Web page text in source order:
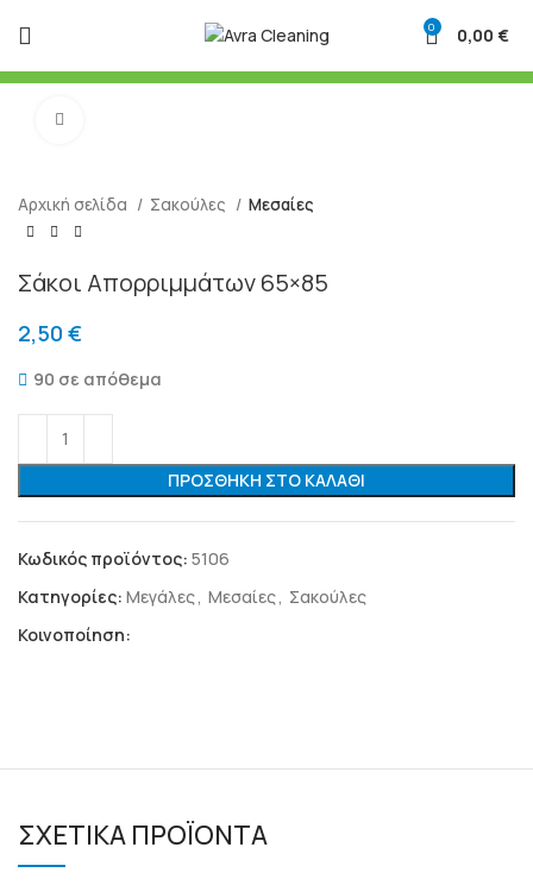
0 0,00 €
Αρχική σελίδα Σακούλες Μεσαίες
Σάκοι Απορριμμάτων 65×85
2,50 €
90 σε απόθεμα
ΠΡΟΣΘΉΚΗ ΣΤΟ ΚΑΛΆΘΙ
Κωδικός προϊόντος: 5106
Κατηγορίες: Μεγάλες, Μεσαίες, Σακούλες
Κοινοποίηση:
ΣΧΕΤΙΚΆ ΠΡΟΪΌΝΤΑ